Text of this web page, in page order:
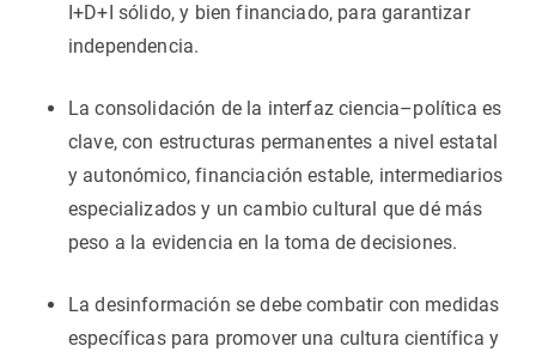
I+D+I sólido, y bien financiado, para garantizar
independencia.
La consolidación de la interfaz ciencia–política es
clave, con estructuras permanentes a nivel estatal
y autonómico, financiación estable, intermediarios
especializados y un cambio cultural que dé más
peso a la evidencia en la toma de decisiones.
La desinformación se debe combatir con medidas
específicas para promover una cultura científica y